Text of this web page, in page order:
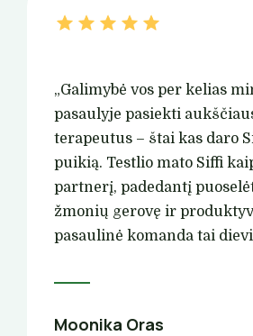
„Galimybė vos per kelias
pasaulyje pasiekti
terapeutus – štai kas daro
puikią. Testlio mato Siffi
partnerį, padedantį
žmonių gerovę ir
pasaulinė komanda tai
Moonika Oras